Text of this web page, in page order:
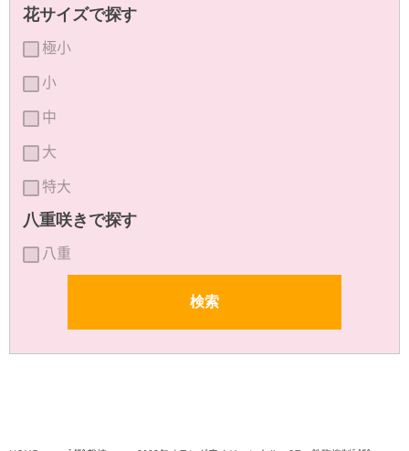
花サイズで探す
極小
小
中
大
特大
八重咲きで探す
八重